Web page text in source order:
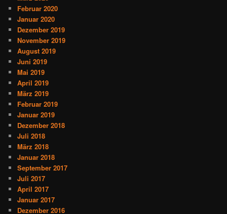
Februar 2020
Januar 2020
Dezember 2019
November 2019
August 2019
Juni 2019
Mai 2019
April 2019
März 2019
Februar 2019
Januar 2019
Dezember 2018
Juli 2018
März 2018
Januar 2018
September 2017
Juli 2017
April 2017
Januar 2017
Dezember 2016